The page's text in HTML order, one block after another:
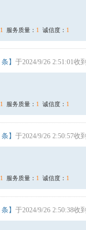
1 服务质量： 1 诚信度： 1
条】 于2024/9/26 2:51:01收到
1 服务质量： 1 诚信度： 1
条】 于2024/9/26 2:50:57收到
1 服务质量： 1 诚信度： 1
条】 于2024/9/26 2:50:38收到